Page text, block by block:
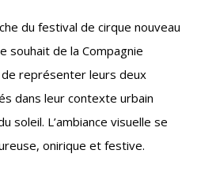
du festival de cirque nouveau
souhait de la Compagnie
représenter leurs deux
dans leur contexte urbain
soleil. L’ambiance visuelle se
onirique et festive.